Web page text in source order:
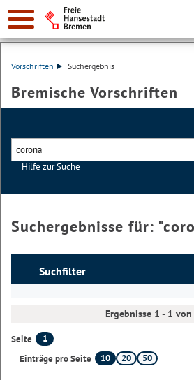
Vorschriften Suchergebnis
Bremische Vorschriften
Hilfe zur Suche
Suchergebnisse für: "
Suchfilter
Ergebnisse 1 - 1
Seite
1
Einträge pro Seite
10 20 50